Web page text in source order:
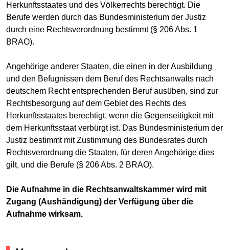
Herkunftsstaates und des Völkerrechts berechtigt. Die
Berufe werden durch das Bundesministerium der Justiz
durch eine Rechtsverordnung bestimmt (§ 206 Abs. 1
BRAO).
Angehörige anderer Staaten, die einen in der Ausbildung
und den Befugnissen dem Beruf des Rechtsanwalts nach
deutschem Recht entsprechenden Beruf ausüben, sind zur
Rechtsbesorgung auf dem Gebiet des Rechts des
Herkunftsstaates berechtigt, wenn die Gegenseitigkeit mit
dem Herkunftsstaat verbürgt ist. Das Bundesministerium der
Justiz bestimmt mit Zustimmung des Bundesrates durch
Rechtsverordnung die Staaten, für deren Angehörige dies
gilt, und die Berufe (§ 206 Abs. 2 BRAO).
Die Aufnahme in die Rechtsanwaltskammer wird mit
Zugang (Aushändigung) der Verfügung über die
Aufnahme wirksam.